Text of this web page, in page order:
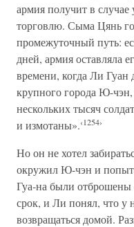
армия получит в
торговлю. Сыма Цянь
промежуточный путь:
дней, армия оставляла
времени, когда Ли Гуан
крупного города Ю-чэн,
нескольких тысяч
и измотаны».‹1254›
Но он не хотел
окружил Ю-чэн и
Гуа-на были отброшены
срок, и Ли понял, что у
возвращаться домой.